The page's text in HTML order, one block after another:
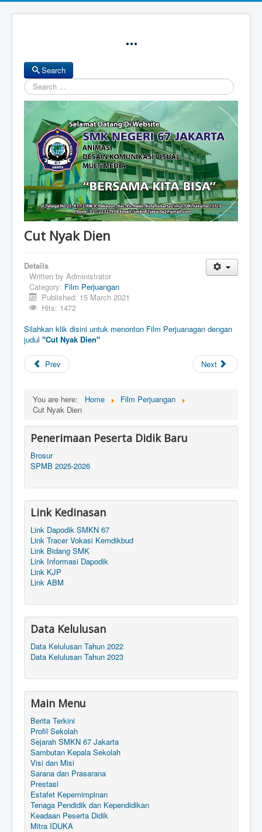
...
Search
Cut Nyak Dien
Details
Written by Administrator
Category: Film Perjuangan
Published: 15 March 2021
Hits: 1472
Silahkan klik disini untuk menonton Film Perjuanagan dengan
judul "Cut Nyak Dien"
Prev Next
You are here: Home
Film Perjuangan
Cut Nyak Dien
Penerimaan Peserta Didik Baru
Brosur
SPMB 2025-2026
Link Kedinasan
Link Dapodik SMKN 67
Link Tracer Vokasi Kemdikbud
Link Bidang SMK
Link Informasi Dapodik
Link KJP
Link ABM
Data Kelulusan
Data Kelulusan Tahun 2022
Data Kelulusan Tahun 2023
Main Menu
Berita Terkini
Profil Sekolah
Sejarah SMKN 67 Jakarta
Sambutan Kepala Sekolah
Visi dan Misi
Sarana dan Prasarana
Prestasi
Estafet Kepemimpinan
Tenaga Pendidik dan Kependidikan
Keadaan Peserta Didik
Mitra IDUKA